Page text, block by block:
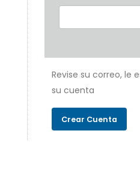
Revise su correo, le
su cuenta